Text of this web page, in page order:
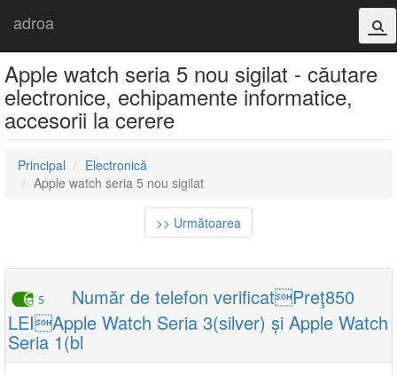
adroa
Apple watch seria 5 nou sigilat - căutare
electronice, echipamente informatice,
accesorii la cerere
Principal
Electronică
Apple watch seria 5 nou sigilat
>> Următoarea
5
Număr de telefon verificatPreţ850
LEIApple Watch Seria 3(silver) și Apple Watch
Seria 1(bl